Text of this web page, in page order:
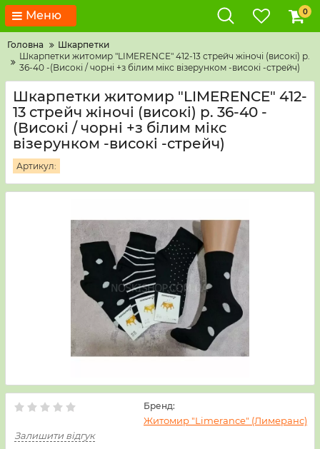
Меню 0
Головна
Шкарпетки
Шкарпетки житомир "LIMERENCE" 412-13 стрейч жіночі (високі) р.
36-40 -(Високі / чорні +з білим мікс візерунком -високі -стрейч)
Шкарпетки житомир "LIMERENCE" 412-
13 стрейч жіночі (високі) р. 36-40 -
(Високі / чорні +з білим мікс
візерунком -високі -стрейч)
Артикул:
Бренд:
Житомир "Limerance" (Лимеранс)
Залишити відгук